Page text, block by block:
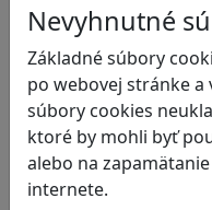
Nevyhnutné
Základné súbory
po webovej stránke a
súbory cookies
ktoré by mohli byť
alebo na
internete.
Čítanie s
Digitálna rovnováha
Ekológia
Globálne
Kreativita
Kritické myslenie
Kyberšikana
Logické myslenie